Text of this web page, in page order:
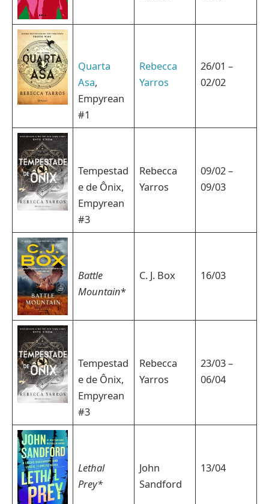
Quarta
Asa,
Empyrean
#1
Rebecca
Yarros
26/01 –
02/02
Tempestad
e de Ônix,
Empyrean
#3
Rebecca
Yarros
09/02 –
09/03
Battle
Mountain*
C. J. Box 16/03
Tempestad
e de Ônix,
Empyrean
#3
Rebecca
Yarros
23/03 –
06/04
Lethal
Prey*
John
Sandford
13/04